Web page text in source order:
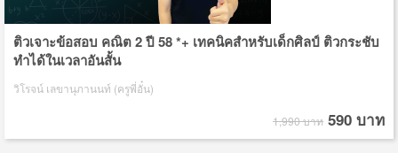
ติวเจาะข้อสอบ คณิต 2 ปี 58 *+ เทคนิคสำหรับเด็กศิลป์ ติวกระชับ
ทำได้ในเวลาอันสั้น
วิโรจน์ เลขานุภานนท์ (ครูพี่อั๋น)
1,990 บาท 590 บาท